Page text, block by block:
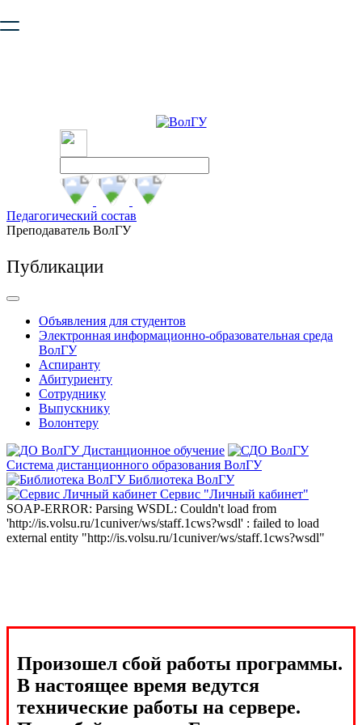
безопасную работу с сайтом. Пожалуйста
Педагогический состав
Преподаватель ВолГУ
Публикации
Объявления для студентов
Электронная информационно-образовательная среда
ВолГУ
Аспиранту
Абитуриенту
Сотруднику
Выпускнику
Волонтеру
Дистанционное обучение
Система дистанционного образования ВолГУ
Библиотека ВолГУ
Сервис "Личный кабинет"
SOAP-ERROR: Parsing WSDL: Couldn't load from
'http://is.volsu.ru/1cuniver/ws/staff.1cws?wsdl' : failed to load
external entity "http://is.volsu.ru/1cuniver/ws/staff.1cws?wsdl"
Произошел сбой работы программы.
В настоящее время ведутся
технические работы на сервере.